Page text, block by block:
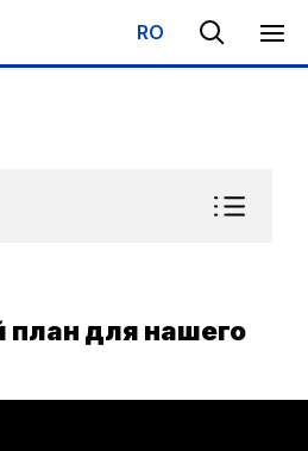
RO
Субботняя Школа / Оправдание верой
план для нашего